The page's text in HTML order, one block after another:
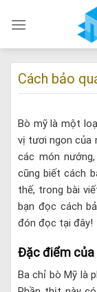
Cách bảo
Bò mỹ là một
vị tươi ngon của
các món
cũng biết cách
thế, trong bài
bạn đọc cách
đón đọc tại đây!
Đặc điểm của
Ba chỉ bò Mỹ là